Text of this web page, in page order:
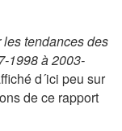
tendances des
1998 à 2003-
d´ici peu sur
de ce rapport